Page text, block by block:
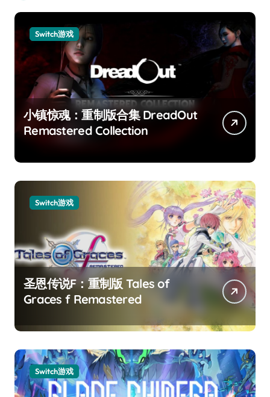
Switch游戏
小镇惊魂：重制版合集 DreadOut
Remastered Collection
Switch游戏
圣恩传说F：重制版 Tales of
Graces f Remastered
Switch游戏